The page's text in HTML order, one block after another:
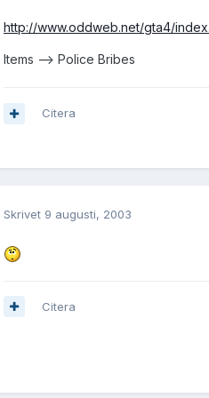
http://www.oddweb.net/gta4/
Items --> Police Bribes
Citera
Skrivet 9 augusti, 2003
Citera